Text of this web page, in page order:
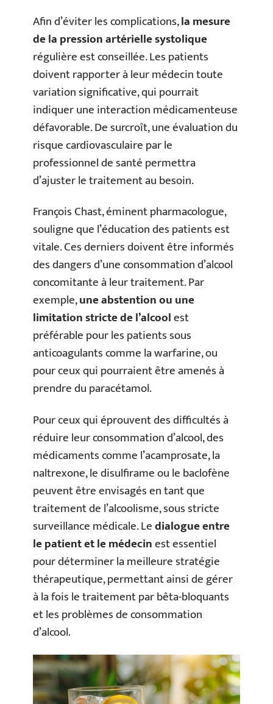
Afin d’éviter les complications,la mesure
de la pression artérielle systolique
régulière est conseillée. Les patients
doivent rapporter à leur médecin toute
variation significative, qui pourrait
indiquer une interaction médicamenteuse
défavorable. De surcroît, une évaluation du
risque cardiovasculaire par le
professionnel de santé permettra
d’ajuster le traitement au besoin.
François Chast, éminent pharmacologue,
souligne que l’éducation des patients est
vitale. Ces derniers doivent être informés
des dangers d’une consommation d’alcool
concomitante à leur traitement. Par
exemple,une abstention ou une
limitation stricte de l’alcoolest
préférable pour les patients sous
anticoagulants comme la warfarine, ou
pour ceux qui pourraient être amenés à
prendre du paracétamol.
Pour ceux qui éprouvent des difficultés à
réduire leur consommation d’alcool, des
médicaments comme l’acamprosate, la
naltrexone, le disulfirame ou le baclofène
peuvent être envisagés en tant que
traitement de l’alcoolisme, sous stricte
surveillance médicale. Ledialogue entre
le patient et le médecinest essentiel
pour déterminer la meilleure stratégie
thérapeutique, permettant ainsi de gérer
à la fois le traitement par bêta-bloquants
et les problèmes de consommation
d’alcool.